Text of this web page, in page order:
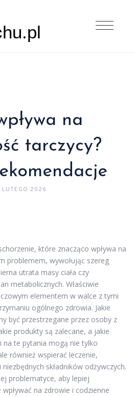
na
tarczycy?
LUTEGO 2026
które znacząco wpływa na
problemem, wywołując szereg
utrata masy ciała czy
metabolicznych. Właściwie
elementem w walce z tymi
ogólnego zdrowia. Jakie
być przestrzegane przez osoby z
produkty są zalecane, a jakie
na te pytania mogą nie tylko
również wspierać leczenie,
składników odżywczych.
problematyce, aby lepiej
na zdrowie i codzienne